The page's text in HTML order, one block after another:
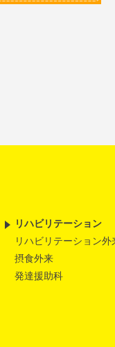
リハビリテーション
リハビリテーション外
摂食外来
発達援助科